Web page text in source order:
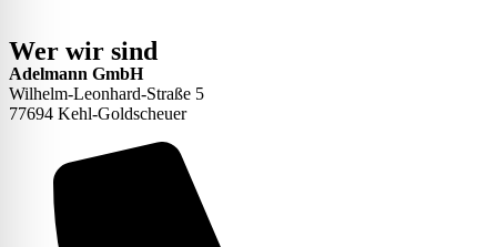
Wer wir sind
Adelmann GmbH
Wilhelm-Leonhard-Straße 5
77694 Kehl-Goldscheuer